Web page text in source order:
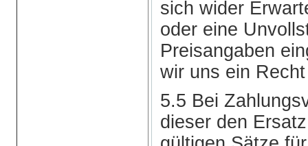
sich wider
oder eine
Preisangaben
wir uns ein
5.5 Bei
dieser den